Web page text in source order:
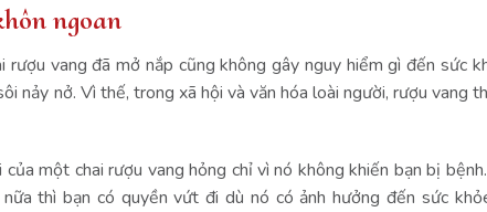
ngoan
vang đã mở nắp cũng không gây nguy hiểm gì đến sức
nảy nở. Vì thế, trong xã hội và văn hóa loài người, rượu vang
một chai rượu vang hỏng chỉ vì nó không khiến bạn bị
thì bạn có quyền vứt đi dù nó có ảnh hưởng đến sức